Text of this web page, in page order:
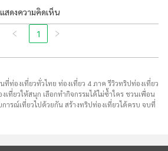
แสดงความคิดเห็น
1
ที่ท่องเที่ยวทั่วไทย ท่องเที่ยว 4 ภาค รีวิวทริปท่องเที่ยว
ที่ยวให้สนุก เลือกทำกิจกรรมได้ไม่ซ้ำใคร ชวนเพื่อน
ารณ์เที่ยวไปด้วยกัน สร้างทริปท่องเที่ยวได้ครบ จบที่